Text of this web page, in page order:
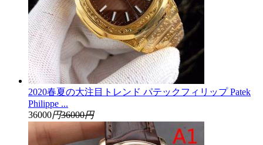
2020春夏の大注目トレンド パテックフィリップ Patek
Philippe ...
36000円36000円